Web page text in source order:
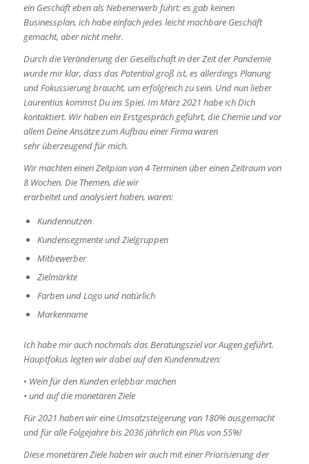
ein Geschäft eben als Nebenerwerb führt: es gab keinen
Businessplan, ich habe einfach jedes leicht machbare Geschäft
gemacht, aber nicht mehr.
Durch die Veränderung der Gesellschaft in der Zeit der Pandemie
wurde mir klar, dass das Potential groß ist, es allerdings Planung
und Fokussierung braucht, um erfolgreich zu sein. Und nun lieber
Laurentius kommst Du ins Spiei. Im März 2021 habe ich Dich
kontaktiert. Wir haben ein Erstgespräch geführt, die Chemie und vor
allem Deine Ansätze zum Aufbau einer Firma waren
sehr überzeugend für mich.
Wir machten einen Zeitpian von 4 Terminen über einen Zeitraum von
8 Wochen. Die Themen, die wir
erarbeitet und analysiert haben, waren:
Kundennutzen
Kundensegmente und Zielgruppen
Mitbewerber
Zielmärkte
Farben und Logo und natürlich
Markenname
Ich habe mir auch nochmals das Beratungsziel vor Augen geführt.
Hauptfokus legten wir dabei auf den Kundennutzen:
• Wein für den Kunden erlebbar machen
• und auf die monetären Ziele
Für 2021 haben wir eine Umsatzsteigerung von 180% ausgemacht
und für alle Folgejahre bis 2036 jährlich ein Plus von 55%!
Diese monetären Ziele haben wir auch mit einer Priorisierung der